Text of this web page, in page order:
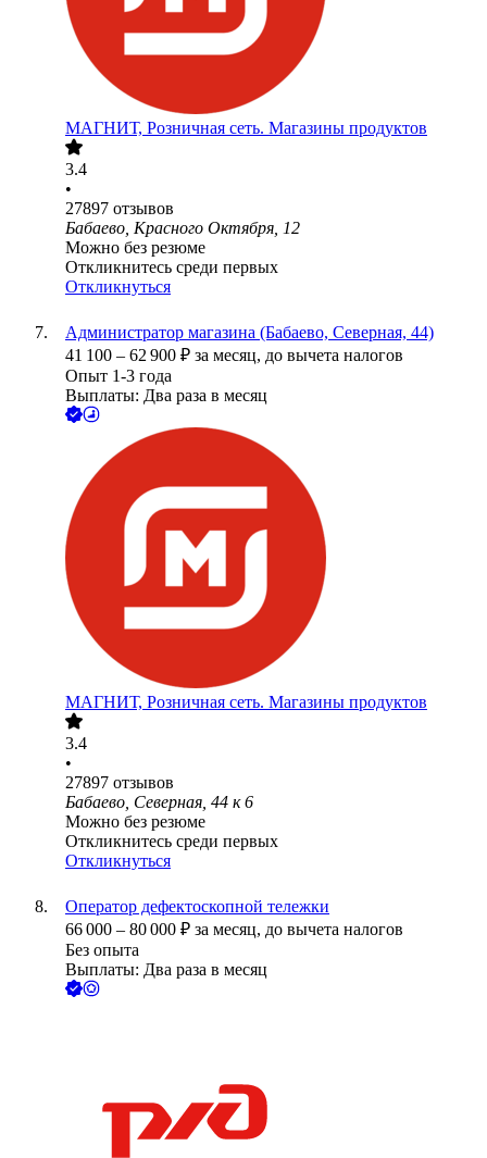
МАГНИТ, Розничная сеть. Магазины продуктов
3.4
•
27897 отзывов
Бабаево, Красного Октября, 12
Можно без резюме
Откликнитесь среди первых
Откликнуться
Администратор магазина (Бабаево, Северная, 44)
41 100 – 62 900 ₽ за месяц, до вычета налогов
Опыт 1-3 года
Выплаты: Два раза в месяц
МАГНИТ, Розничная сеть. Магазины продуктов
3.4
•
27897 отзывов
Бабаево, Северная, 44 к 6
Можно без резюме
Откликнитесь среди первых
Откликнуться
Оператор дефектоскопной тележки
66 000 – 80 000 ₽ за месяц, до вычета налогов
Без опыта
Выплаты: Два раза в месяц